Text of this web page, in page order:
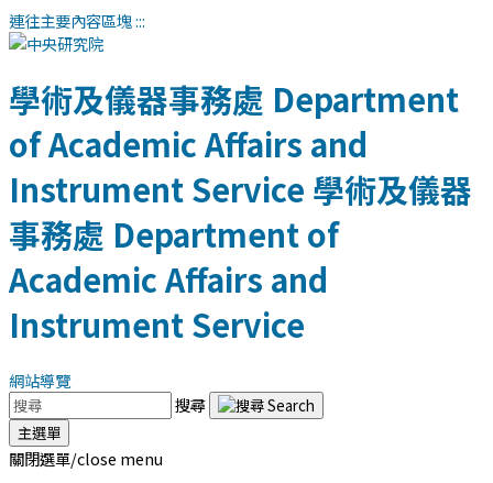
連往主要內容區塊:::
學術及儀器事務處 Department
of Academic Affairs and
Instrument Service 學術及儀器
事務處 Department of
Academic Affairs and
Instrument Service
網站導覽
搜尋
主選單
關閉選單/close menu